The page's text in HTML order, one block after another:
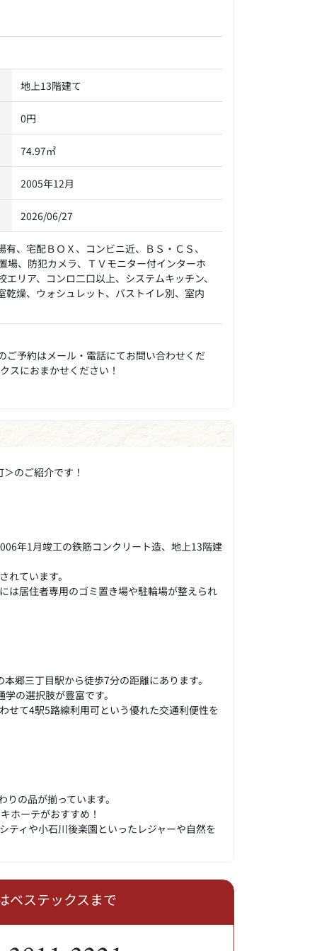
地上13階建て
0円
74.97㎡
2005年12月
2026/06/27
、宅配ＢＯＸ、コンビニ近、ＢＳ・ＣＳ、
場、防犯カメラ、ＴＶモニター付インターホ
リア、コンロ二口以上、システムキッチン、
燥、ウォシュレット、バストイレ別、室内
予約はメール・電話にてお問い合わせくだ
スにおまかせください！
のご紹介です！
年1月竣工の鉄筋コンクリート造、地上13階建
ています。
は居住者専用のゴミ置き場や駐輪場が整えられ
郷三丁目駅から徒歩7分の距離にあります。
の選択肢が豊富です。
せて4駅5路線利用可という優れた交通利便性を
の品が揃っています。
ホーテがおすすめ！
ティや小石川後楽園といったレジャーや自然を
ベステックスまで